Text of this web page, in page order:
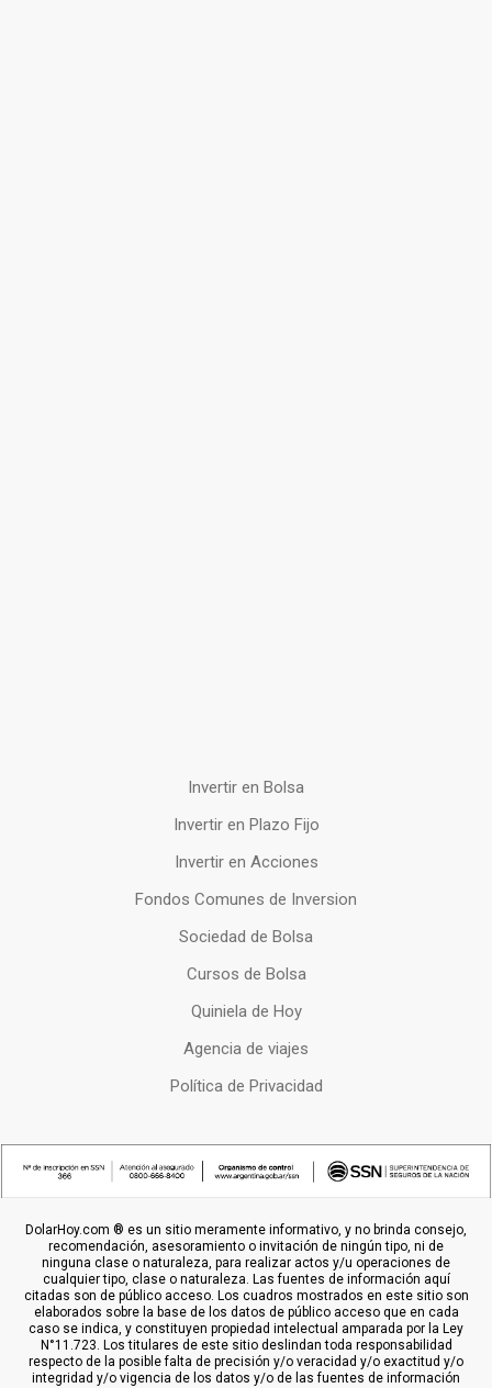
Invertir en Bolsa
Invertir en Plazo Fijo
Invertir en Acciones
Fondos Comunes de Inversion
Sociedad de Bolsa
Cursos de Bolsa
Quiniela de Hoy
Agencia de viajes
Política de Privacidad
DolarHoy.com ® es un sitio meramente informativo, y no brinda consejo,
recomendación, asesoramiento o invitación de ningún tipo, ni de
ninguna clase o naturaleza, para realizar actos y/u operaciones de
cualquier tipo, clase o naturaleza. Las fuentes de información aquí
citadas son de público acceso. Los cuadros mostrados en este sitio son
elaborados sobre la base de los datos de público acceso que en cada
caso se indica, y constituyen propiedad intelectual amparada por la Ley
N°11.723. Los titulares de este sitio deslindan toda responsabilidad
respecto de la posible falta de precisión y/o veracidad y/o exactitud y/o
integridad y/o vigencia de los datos y/o de las fuentes de información